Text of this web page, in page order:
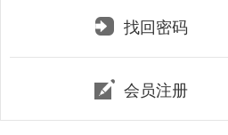
找回密码
会员注册